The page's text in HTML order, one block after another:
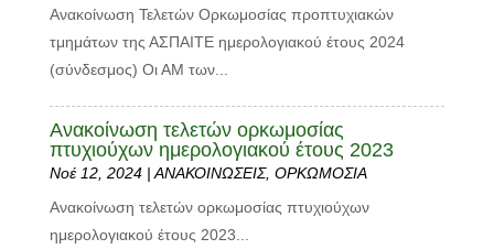
Ανακοίνωση Τελετών Ορκωμοσίας προπτυχιακών
τμημάτων της ΑΣΠΑΙΤΕ ημερολογιακού έτους 2024
(σύνδεσμος) Οι ΑΜ των...
Ανακοίνωση τελετών ορκωμοσίας
πτυχιούχων ημερολογιακού έτους 2023
Νοέ 12, 2024| ΑΝΑΚΟΙΝΩΣΕΙΣ, ΟΡΚΩΜΟΣΙΑ
Ανακοίνωση τελετών ορκωμοσίας πτυχιούχων
ημερολογιακού έτους 2023...